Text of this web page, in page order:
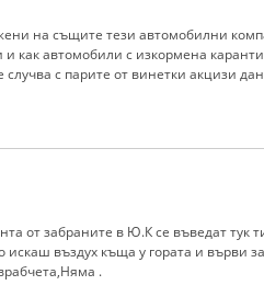
на същите тези автомобилни
и как автомобили с изкормена
случва с парите от винетки акцизи
от забраните в Ю.К се въведат тук
искаш въздух къща у гората и върви
.